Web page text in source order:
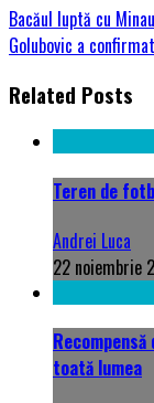
Bacăul luptă cu
Golubovic a
Related Posts
Teren de
Andrei Luca
22 noiembrie
toată lumea